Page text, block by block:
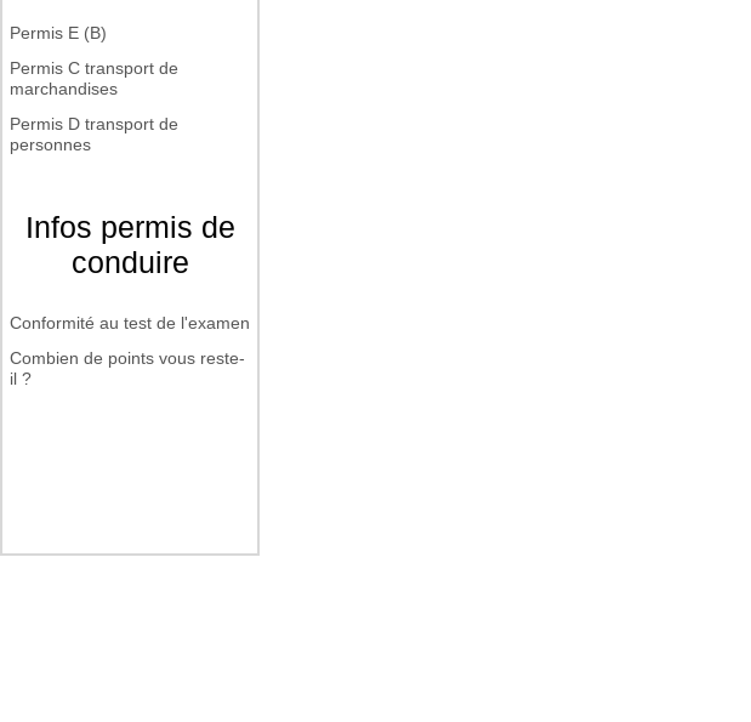
Permis E (B)
Permis C transport de
marchandises
Permis D transport de
personnes
Infos permis de
conduire
Conformité au test de l'examen
Combien de points vous reste-
il ?